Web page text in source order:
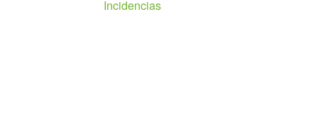
Incidencias